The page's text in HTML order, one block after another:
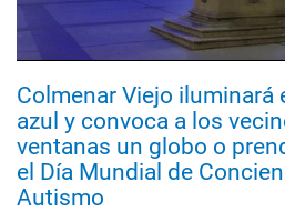
Colmenar Viejo iluminará
azul y convoca a los
ventanas un globo o
el Día Mundial de
Autismo